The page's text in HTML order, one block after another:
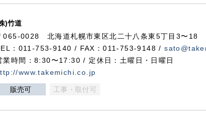
)竹道
065-0028 北海道札幌市東区北二十八条東5丁目3〜18
：011-753-9140 / FAX：011-753-9148 /
業時間：8:30〜17:30 / 定休日：土曜日・日曜日
www.takemichi.co.jp
販売可 工事・取付可